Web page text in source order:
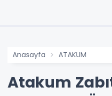
Anasayfa ATAKUM
Atakum